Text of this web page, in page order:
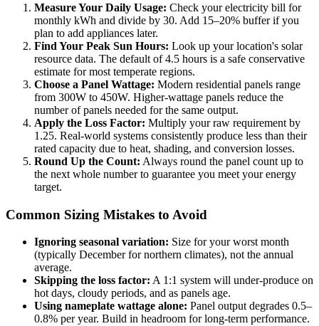
Measure Your Daily Usage: Check your electricity bill for
monthly kWh and divide by 30. Add 15–20% buffer if you
plan to add appliances later.
Find Your Peak Sun Hours: Look up your location's solar
resource data. The default of 4.5 hours is a safe conservative
estimate for most temperate regions.
Choose a Panel Wattage: Modern residential panels range
from 300W to 450W. Higher-wattage panels reduce the
number of panels needed for the same output.
Apply the Loss Factor: Multiply your raw requirement by
1.25. Real-world systems consistently produce less than their
rated capacity due to heat, shading, and conversion losses.
Round Up the Count: Always round the panel count up to
the next whole number to guarantee you meet your energy
target.
Common Sizing Mistakes to Avoid
Ignoring seasonal variation: Size for your worst month
(typically December for northern climates), not the annual
average.
Skipping the loss factor: A 1:1 system will under-produce on
hot days, cloudy periods, and as panels age.
Using nameplate wattage alone: Panel output degrades 0.5–
0.8% per year. Build in headroom for long-term performance.